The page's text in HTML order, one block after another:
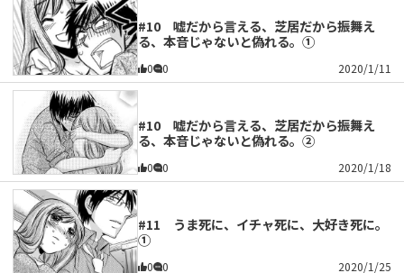
#10 嘘だから言える、芝居だから振舞え
る、本音じゃないと偽れる。①
0 0 2020/1/11
#10 嘘だから言える、芝居だから振舞え
る、本音じゃないと偽れる。②
0 0 2020/1/18
#11 うま死に、イチャ死に、大好き死に。
①
0 0 2020/1/25